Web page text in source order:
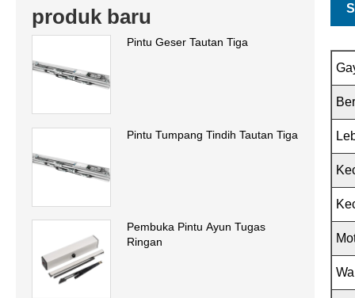
produk baru
Pintu Geser Tautan Tiga
Pintu Tumpang Tindih Tautan Tiga
Pembuka Pintu Ayun Tugas
Ringan